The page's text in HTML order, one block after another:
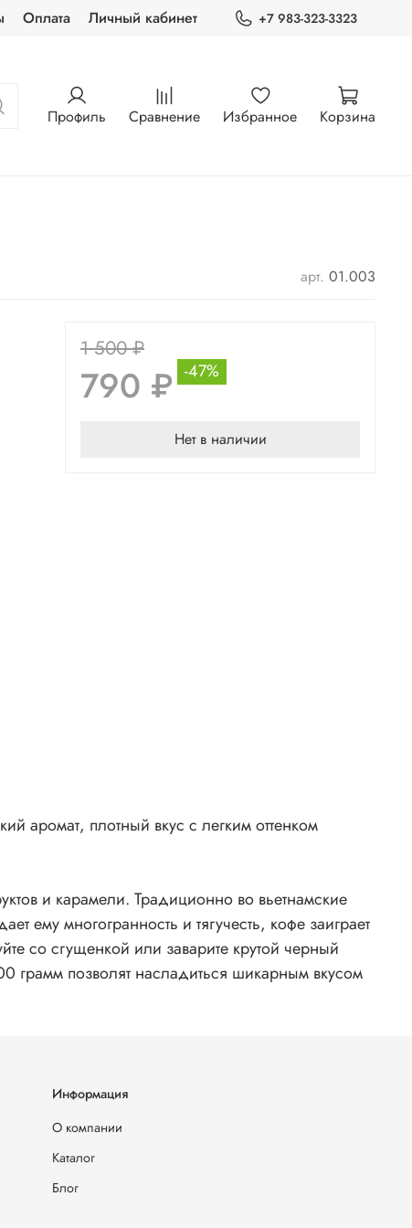
Оплата Личный кабинет +7 983-323-3323
Профиль Сравнение Избранное Корзина
арт. 01.003
1 500 ₽
790 ₽ -47%
Нет в наличии
аромат, плотный вкус с легким оттенком
и карамели. Традиционно во вьетнамские
ему многогранность и тягучесть, кофе заиграет
со сгущенкой или заварите крутой черный
грамм позволят насладиться шикарным вкусом
Информация
О компании
Каталог
Блог